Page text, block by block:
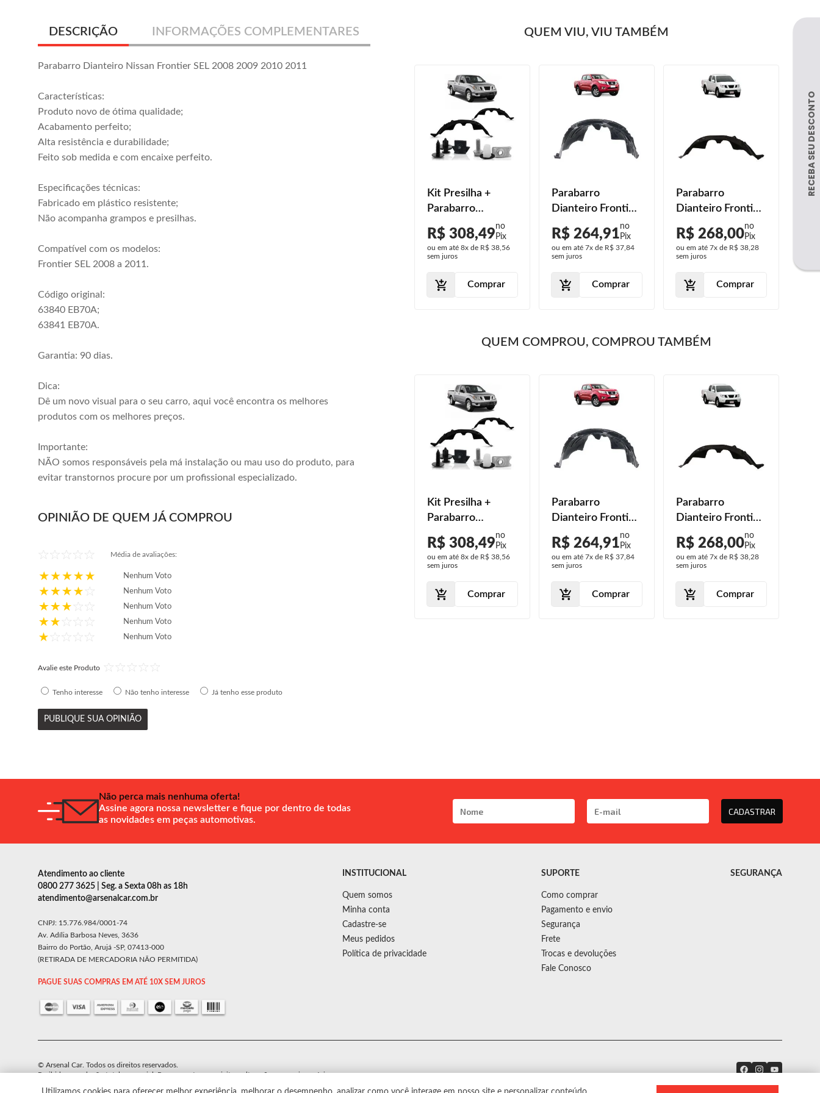
DESCRIÇÃO INFORMAÇÕES COMPLEMENTARES
Parabarro Dianteiro Nissan Frontier SEL 2008 2009 2010 2011
Características:
Produto novo de ótima qualidade;
Acabamento perfeito;
Alta resistência e durabilidade;
Feito sob medida e com encaixe perfeito.
Especificações técnicas:
Fabricado em plástico resistente;
Não acompanha grampos e presilhas.
Compatível com os modelos:
Frontier SEL 2008 a 2011.
Código original:
63840 EB70A;
63841 EB70A.
Garantia: 90 dias.
Dica:
Dê um novo visual para o seu carro, aqui você encontra os melhores
produtos com os melhores preços.
Importante:
NÃO somos responsáveis pela má instalação ou mau uso do produto, para
evitar transtornos procure por um profissional especializado.
OPINIÃO DE QUEM JÁ COMPROU
Média de avaliações:
Nenhum Voto
Nenhum Voto
Nenhum Voto
Nenhum Voto
Nenhum Voto
Avalie este Produto
Tenho interesse Não tenho interesse Já tenho esse produto
PUBLIQUE SUA OPINIÃO
QUEM VIU, VIU TAMBÉM
Parabarro
Dianteiro Frontier
SEL 2008 2009
ou em até 7xde R$ 38,28
sem juros
4x2 2017 2018
Kit Presilha +
Parabarro
Dianteiro Frontier
Sel 2008 2009
2010 2011 Preto
R$ 308,49
ou em até 8x de R$ 38,56
sem juros
Comprar
Parabarro
Dianteiro Frontier
4x4 2017 2018
2019 2020
R$ 264,91
ou em até 7x de R$ 37,84
sem juros
Comprar
Parabarro
Dianteiro Frontier
SEL 2008 2009
2010 2011
R$ 268,00
ou em até 7x de R$ 38,28
sem juros
Comprar
QUEM COMPROU, COMPROU TAMBÉM
Dianteiro Frontier
2010 2011
ou em até 7x
R$ 38,28
Comprar
Dianteiro Frontier
Kit Presilha +
Parabarro
Dianteiro Frontier
Sel 2008 2009
2010 2011 Preto
R$ 308,49
ou em até 8x de R$ 38,56
sem juros
Comprar
Parabarro
Dianteiro Frontier
4x4 2017 2018
2019 2020
R$ 264,91
ou em até 7x de R$ 37,84
sem juros
Comprar
Parabarro
Dianteiro Frontier
SEL 2008 2009
2010 2011
R$ 268,00
ou em até 7x de R$ 38,28
sem juros
Comprar
Não perca mais nenhuma oferta!
Assine agora nossa newsletter e fique por dentro de todas
as novidades em peças automotivas.
CADASTRAR
Atendimento ao cliente
0800 277 3625 | Seg. a Sexta 08h as 18h
atendimento@arsenalcar.com.br
CNPJ: 15.776.984/0001-74
Av. Adília Barbosa Neves, 3636
Bairro do Portão, Arujá -SP, 07413-000
(RETIRADA DE MERCADORIA NÃO PERMITIDA)
PAGUE SUAS COMPRAS EM ATÉ 10X SEM JUROS
INSTITUCIONAL
Quem somos
Minha conta
Cadastre-se
Meus pedidos
Política de privacidade
SUPORTE
Como comprar
Pagamento e envio
Segurança
Frete
Trocas e devoluções
Fale Conosco
SEGURANÇA
© Arsenal Car. Todos os direitos reservados.
Proibida reprodução total ou parcial. Preços e estoque sujeito a alterações sem aviso prévio.